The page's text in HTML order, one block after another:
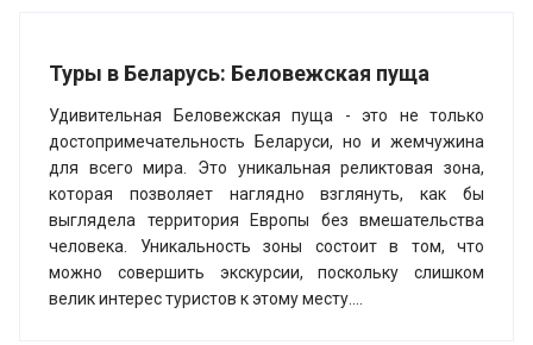
Туры в Беларусь: Беловежская пуща
Удивительная Беловежская пуща - это не только
достопримечательность Беларуси, но и жемчужина
для всего мира. Это уникальная реликтовая зона,
которая позволяет наглядно взглянуть, как бы
выглядела территория Европы без вмешательства
человека. Уникальность зоны состоит в том, что
можно совершить экскурсии, поскольку слишком
велик интерес туристов к этому месту....